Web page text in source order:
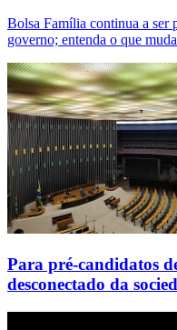
Bolsa Família continua a ser
governo; entenda o que muda
Para pré-candidatos
desconectado da